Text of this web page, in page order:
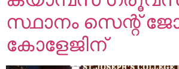
സ്ഥാനം സെന്റ്
കോളേജിന്